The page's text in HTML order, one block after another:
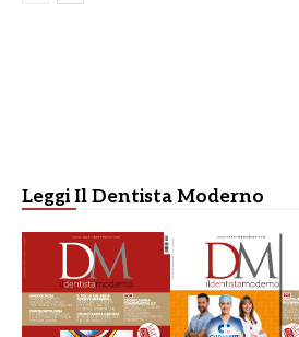
Leggi Il Dentista Moderno